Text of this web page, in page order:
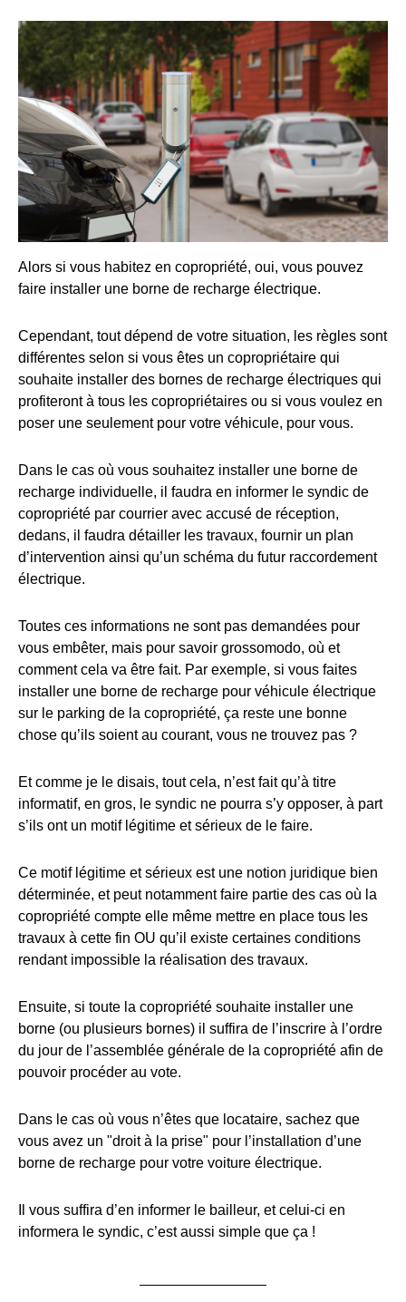
Alors si vous habitez en copropriété, oui, vous pouvez
faire installer une borne de recharge électrique.
Cependant, tout dépend de votre situation, les règles sont
différentes selon si vous êtes un copropriétaire qui
souhaite installer des bornes de recharge électriques qui
profiteront à tous les copropriétaires ou si vous voulez en
poser une seulement pour votre véhicule, pour vous.
Dans le cas où vous souhaitez installer une borne de
recharge individuelle, il faudra en informer le syndic de
copropriété par courrier avec accusé de réception,
dedans, il faudra détailler les travaux, fournir un plan
d’intervention ainsi qu’un schéma du futur raccordement
électrique.
Toutes ces informations ne sont pas demandées pour
vous embêter, mais pour savoir grossomodo, où et
comment cela va être fait. Par exemple, si vous faites
installer une borne de recharge pour véhicule électrique
sur le parking de la copropriété, ça reste une bonne
chose qu’ils soient au courant, vous ne trouvez pas ?
Et comme je le disais, tout cela, n’est fait qu’à titre
informatif, en gros, le syndic ne pourra s’y opposer, à part
s’ils ont un motif légitime et sérieux de le faire.
Ce motif légitime et sérieux est une notion juridique bien
déterminée, et peut notamment faire partie des cas où la
copropriété compte elle même mettre en place tous les
travaux à cette fin OU qu’il existe certaines conditions
rendant impossible la réalisation des travaux.
Ensuite, si toute la copropriété souhaite installer une
borne (ou plusieurs bornes) il suffira de l’inscrire à l’ordre
du jour de l’assemblée générale de la copropriété afin de
pouvoir procéder au vote.
Dans le cas où vous n’êtes que locataire, sachez que
vous avez un "droit à la prise" pour l’installation d’une
borne de recharge pour votre voiture électrique.
Il vous suffira d’en informer le bailleur, et celui-ci en
informera le syndic, c’est aussi simple que ça !